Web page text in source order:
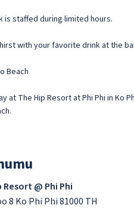
is staffed during limited hours.
with your favorite drink at the
Beach
at The Hip Resort at Phi Phi in Ko
Resort @ Phi Phi
8 Ko Phi Phi 81000 TH